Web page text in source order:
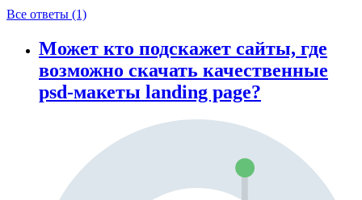
Все ответы (1)
Может кто подскажет сайты, где
возможно скачать качественные
psd-макеты landing page?